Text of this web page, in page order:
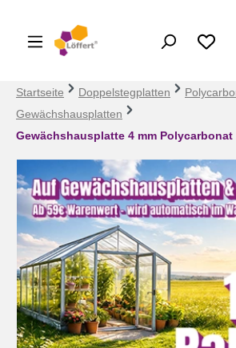
Startseite Doppelstegplatten
Gewächshausplatten
Gewächshausplatte 4 mm Polycarbonat